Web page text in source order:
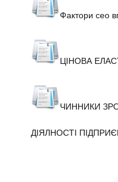
Фактори сео
ЦІНОВА
ЧИННИКИ
ДІЯЛНОСТІ